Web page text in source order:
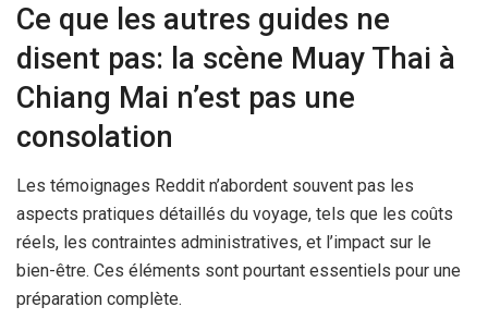
Ce que les autres guides ne
disent pas: la scène Muay Thai à
Chiang Mai n’est pas une
consolation
Les témoignages Reddit n’abordent souvent pas les
aspects pratiques détaillés du voyage, tels que les coûts
réels, les contraintes administratives, et l’impact sur le
bien-être. Ces éléments sont pourtant essentiels pour une
préparation complète.